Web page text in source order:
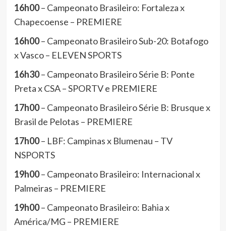
16h00– Campeonato Brasileiro: Fortaleza x
Chapecoense – PREMIERE
16h00– Campeonato Brasileiro Sub-20: Botafogo
x Vasco – ELEVEN SPORTS
16h30– Campeonato Brasileiro Série B: Ponte
Preta x CSA – SPORTV e PREMIERE
17h00– Campeonato Brasileiro Série B: Brusque x
Brasil de Pelotas – PREMIERE
17h00– LBF: Campinas x Blumenau – TV
NSPORTS
19h00– Campeonato Brasileiro: Internacional x
Palmeiras – PREMIERE
19h00– Campeonato Brasileiro: Bahia x
América/MG – PREMIERE